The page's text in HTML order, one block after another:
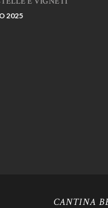
2025
CANTINA